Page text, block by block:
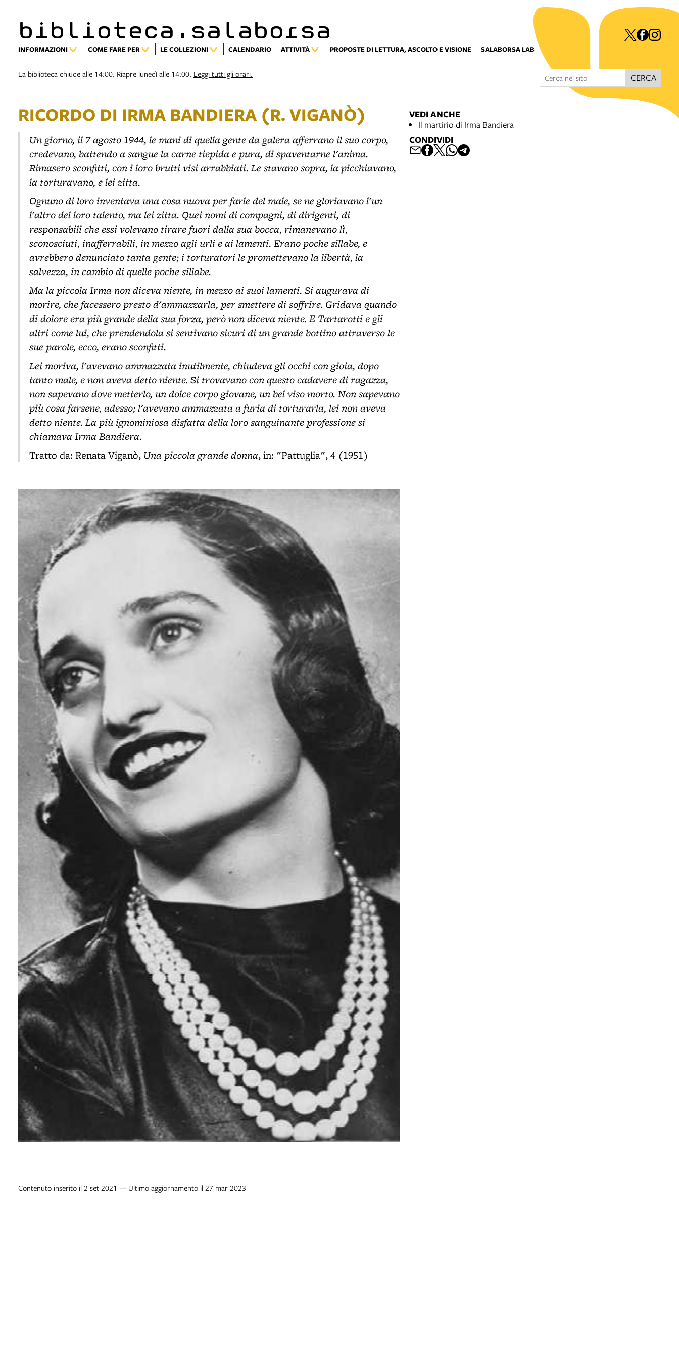
biblioteca.salaborsa
INFORMAZIONI COME FARE PER LE COLLEZIONI CALENDARIO ATTIVITÀ PROPOSTE DI LETTURA, ASCOLTO E VISIONE SALABORSA LAB
La biblioteca chiude alle 14:00. Riapre lunedì alle 14:00. Leggi tutti gli orari. CERCA
RICORDO DI IRMA BANDIERA (R. VIGANÒ)
Un giorno, il 7 agosto 1944, le mani di quella gente da galera afferrano il suo corpo,
credevano, battendo a sangue la carne tiepida e pura, di spaventarne l'anima.
Rimasero sconfitti, con i loro brutti visi arrabbiati. Le stavano sopra, la picchiavano,
la torturavano, e lei zitta.
Ognuno di loro inventava una cosa nuova per farle del male, se ne gloriavano l'un
l'altro del loro talento, ma lei zitta. Quei nomi di compagni, di dirigenti, di
responsabili che essi volevano tirare fuori dalla sua bocca, rimanevano lì,
sconosciuti, inafferrabili, in mezzo agli urli e ai lamenti. Erano poche sillabe, e
avrebbero denunciato tanta gente; i torturatori le promettevano la libertà, la
salvezza, in cambio di quelle poche sillabe.
Ma la piccola Irma non diceva niente, in mezzo ai suoi lamenti. Si augurava di
morire, che facessero presto d'ammazzarla, per smettere di soffrire. Gridava quando
di dolore era più grande della sua forza, però non diceva niente. E Tartarotti e gli
altri come lui, che prendendola si sentivano sicuri di un grande bottino attraverso le
sue parole, ecco, erano sconfitti.
Lei moriva, l'avevano ammazzata inutilmente, chiudeva gli occhi con gioia, dopo
tanto male, e non aveva detto niente. Si trovavano con questo cadavere di ragazza,
non sapevano dove metterlo, un dolce corpo giovane, un bel viso morto. Non sapevano
più cosa farsene, adesso; l'avevano ammazzata a furia di torturarla, lei non aveva
detto niente. La più ignominiosa disfatta della loro sanguinante professione si
chiamava Irma Bandiera.
Tratto da: Renata Viganò, Una piccola grande donna, in: "Pattuglia", 4 (1951)
VEDI ANCHE
Il martirio di Irma Bandiera
CONDIVIDI
Contenuto inserito il 2 set 2021 — Ultimo aggiornamento il 27 mar 2023